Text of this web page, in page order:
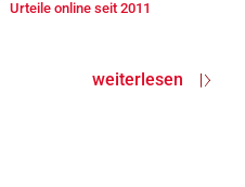
Urteile online seit 2011
weiterlesen